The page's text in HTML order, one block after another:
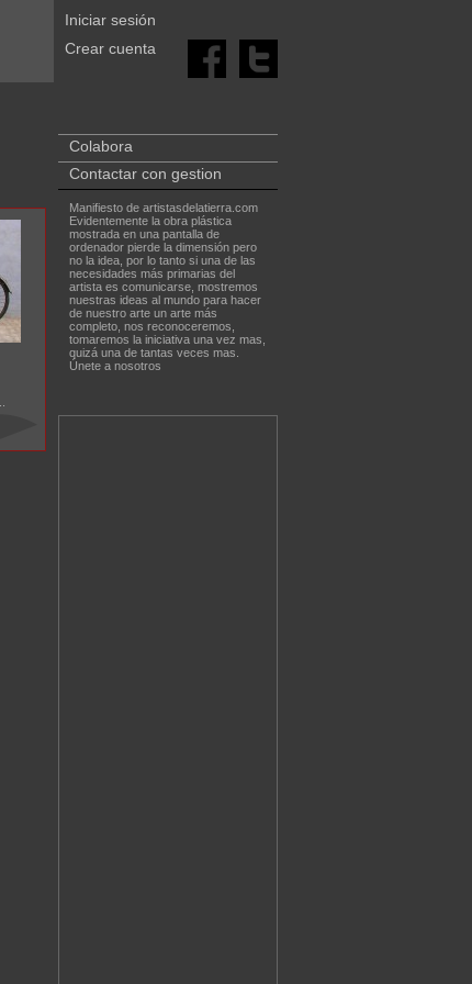
Iniciar sesión
Crear cuenta
Colabora
Contactar con gestion
Manifiesto de artistasdelatierra.com
Evidentemente la obra plástica
mostrada en una pantalla de
ordenador pierde la dimensión pero
no la idea, por lo tanto si una de las
necesidades más primarias del
artista es comunicarse, mostremos
nuestras ideas al mundo para hacer
de nuestro arte un arte más
completo, nos reconoceremos,
tomaremos la iniciativa una vez mas,
quizá una de tantas veces mas.
Únete a nosotros